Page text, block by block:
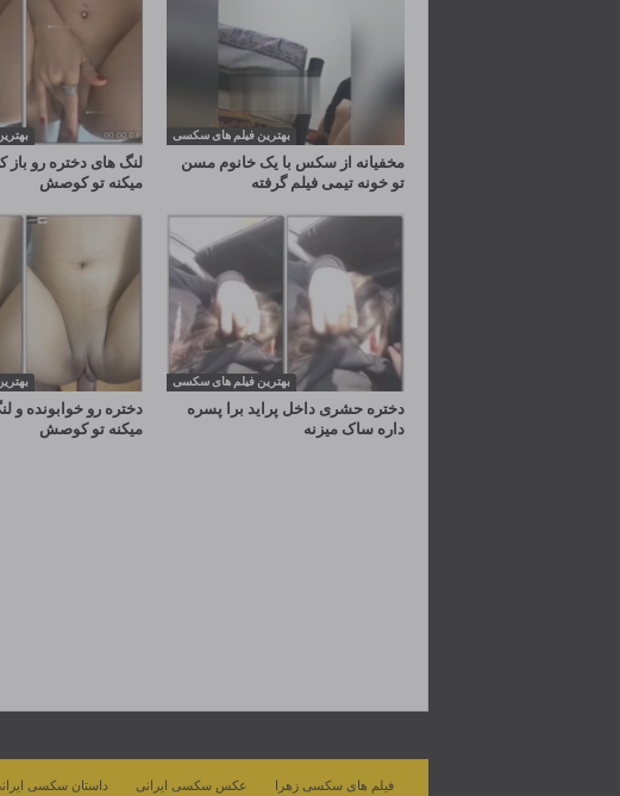
لنگ های دختره رو باز
میکنه تو کوصش
بهترین فیلم های سکسی
مخفیانه از سکس با یک خانوم مسن
تو خونه تیمی فیلم گرفته
دختره رو خوابونده و
میکنه تو کوصش
بهترین فیلم های سکسی
دختره حشری داخل پراید برا پسره
داره ساک میزنه
داستان سکسی عکس سکسی ایرانی فیلم های سکسی زهرا